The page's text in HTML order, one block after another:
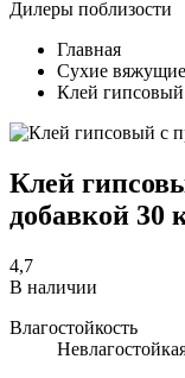
Дилеры поблизости
Главная
Сухие
Клей гипсовый
Клей
добавкой 30
4,7
В наличии
Влагостойкость